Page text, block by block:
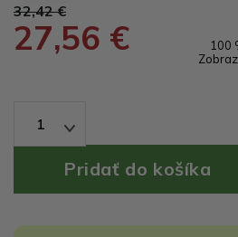
32,42 €
27,56 €
100
1